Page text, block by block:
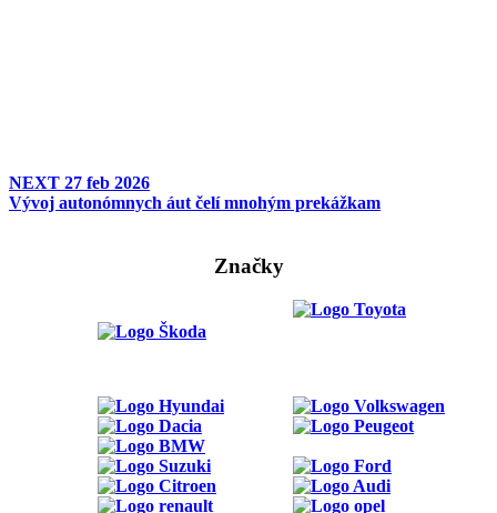
NEXT 27 feb 2026
Vývoj autonómnych áut čelí mnohým prekážkam
Značky